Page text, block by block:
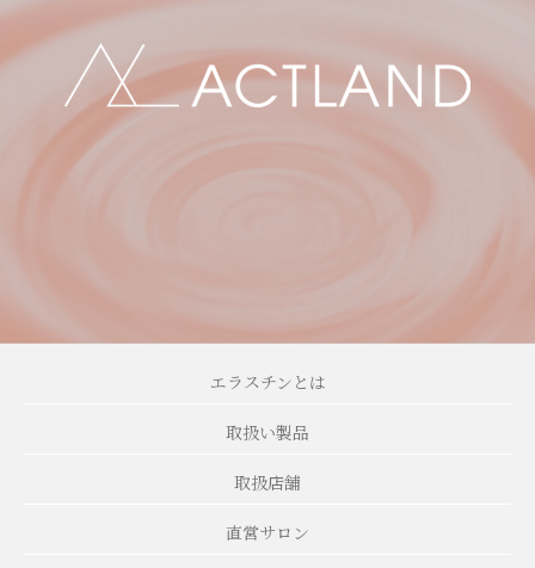
エラスチンとは
取扱い製品
取扱店舗
直営サロン